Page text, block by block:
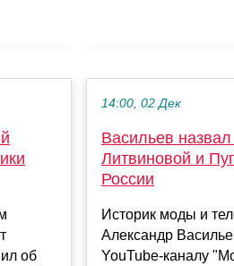
об
14:00, 02 Дек
Васильев
Литвиновой и
России
Историк моды и
Александр
YouTube-каналу